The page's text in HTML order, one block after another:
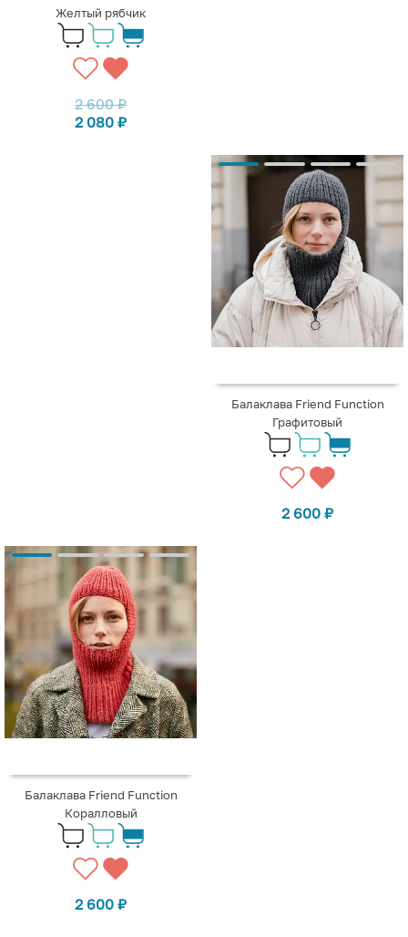
Желтый рябчик
2 600₽
2 080 ₽
Балаклава Friend Function
Графитовый
2 600 ₽
Балаклава Friend Function
Коралловый
2 600 ₽